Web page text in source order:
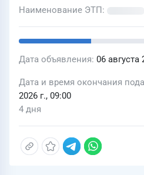
Наименование ЭТП
Дата объявления 06 августа
Дата и время окончания
2026 г., 09:00
4 дня